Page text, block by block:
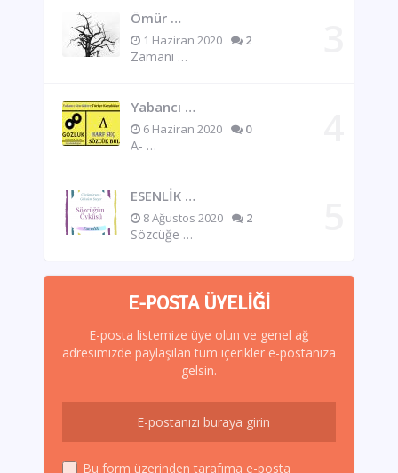
Ömür …
1 Haziran 2020 2
Zamanı …
Yabancı …
6 Haziran 2020 0
A- …
ESENLİK …
8 Ağustos 2020 2
Sözcüğe …
E-POSTA ÜYELIĞI
E-posta listemize üye olun ve genel ağ
adresimizde paylaşılan tüm içerikler e-postanıza
gelsin.
Bu form üzerinden tarafıma e-posta